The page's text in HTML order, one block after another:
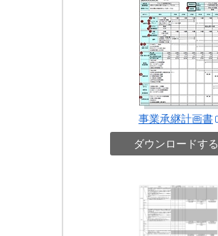
事業承継計画書
ダウンロードする